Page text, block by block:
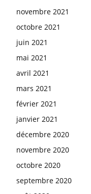
novembre 2021
octobre 2021
juin 2021
mai 2021
avril 2021
mars 2021
février 2021
janvier 2021
décembre 2020
novembre 2020
octobre 2020
septembre 2020